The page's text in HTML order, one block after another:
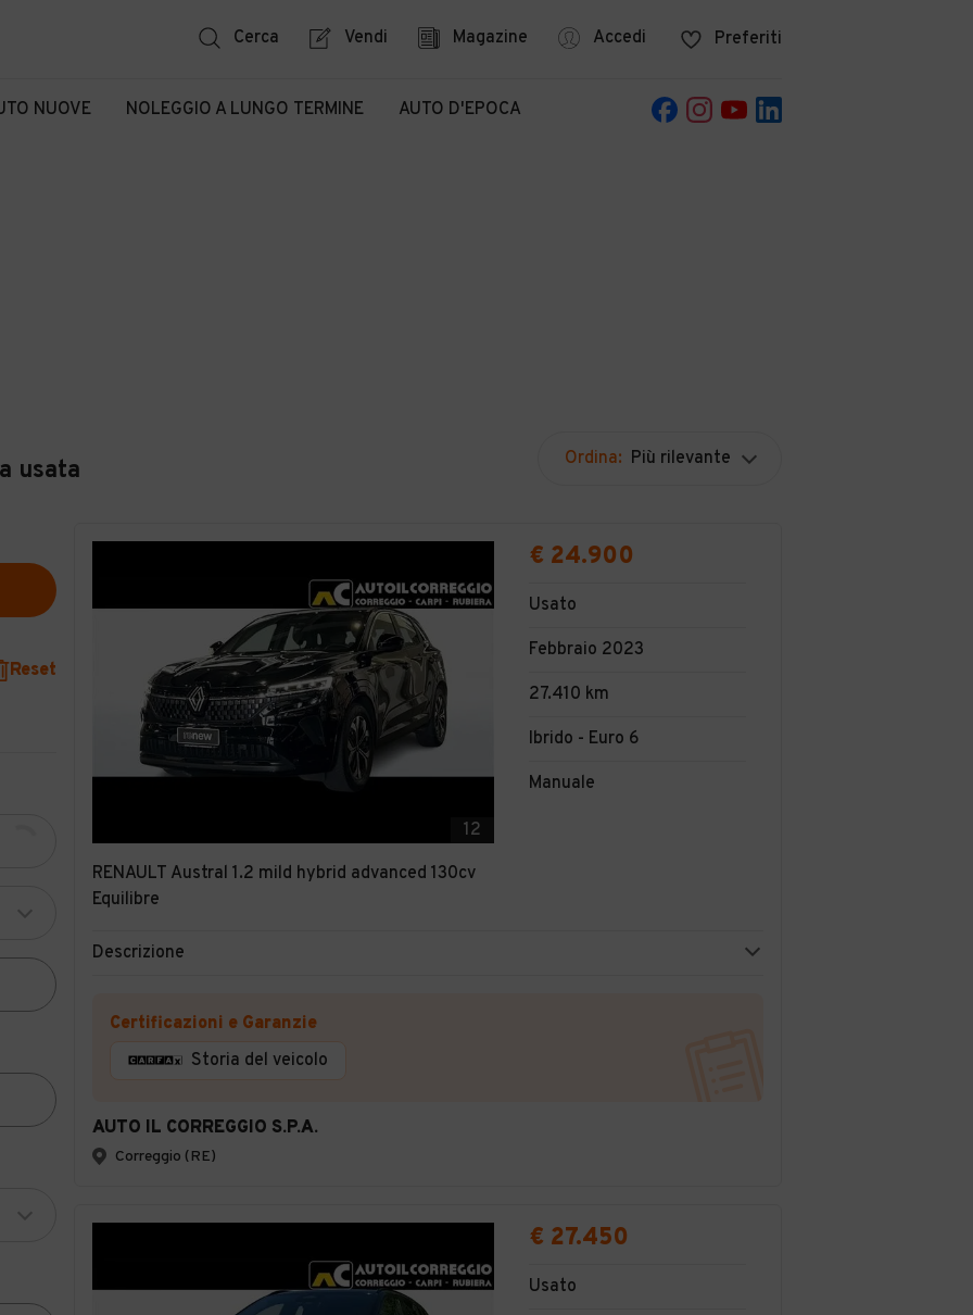
Cerca Vendi Magazine Accedi Preferiti
NUOVE NOLEGGIO A LUNGO TERMINE AUTO D'EPOCA
usata Ordina: Più rilevante
Reset
12
RENAULT Austral 1.2 mild hybrid advanced 130cv
Equilibre
€ 24.900
Usato
Febbraio 2023
27.410 km
Ibrido - Euro 6
Manuale
Descrizione
Certificazioni e Garanzie
Storia del veicolo
AUTO IL CORREGGIO S.P.A.
Correggio (RE)
€ 27.450
Usato